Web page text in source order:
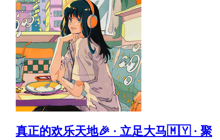
真正的欢乐天地🎉 · 立足大马🇲🇾 · 聚